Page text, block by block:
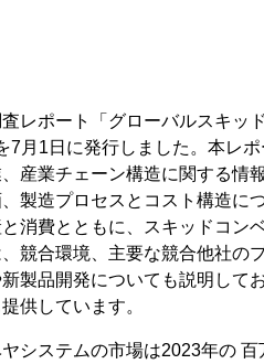
レポート「グローバルスキッ
月1日に発行しました。本レ
産業チェーン構造に関する情
製造プロセスとコスト構造に
消費とともに、スキッドコン
競合環境、主要な競合他社の
製品開発についても説明して
供しています。
システムの市場は2023年の